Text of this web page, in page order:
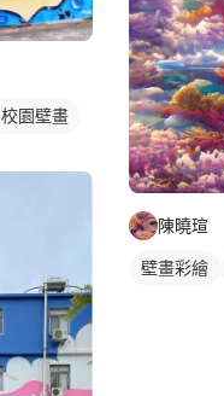
校園壁畫
陳曉瑄
壁畫彩繪